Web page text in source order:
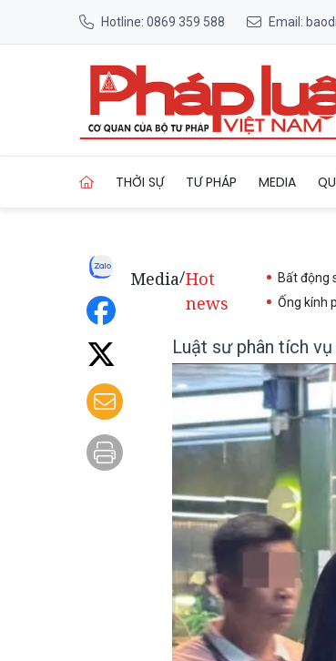
Hotline: 0869 359 588 Email:
THỜI SỰ TƯ PHÁP MEDIA
Media/Hot
news
Bất động
Ống kính
Luật sư phân tích